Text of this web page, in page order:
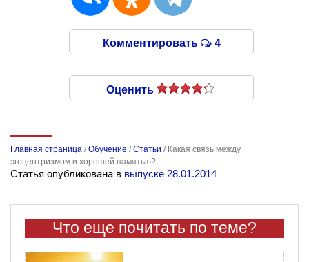
Комментировать 4
Оценить
Главная страница /Обучение /Статьи / Какая связь между
эгоцентризмом и хорошей памятью?
Статья опубликована в выпуске 28.01.2014
Что еще почитать по теме?